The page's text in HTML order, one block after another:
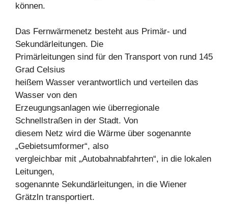
können.
Das Fernwärmenetz besteht aus Primär- und
Sekundärleitungen. Die
Primärleitungen sind für den Transport von rund 145
Grad Celsius
heißem Wasser verantwortlich und verteilen das
Wasser von den
Erzeugungsanlagen wie überregionale
Schnellstraßen in der Stadt. Von
diesem Netz wird die Wärme über sogenannte
„Gebietsumformer“, also
vergleichbar mit „Autobahnabfahrten“, in die lokalen
Leitungen,
sogenannte Sekundärleitungen, in die Wiener
Grätzln transportiert.